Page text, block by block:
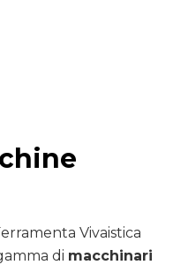
Vivaistica
di macchinari